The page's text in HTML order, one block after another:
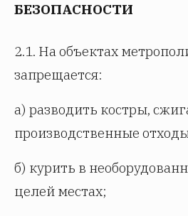
БЕЗОПАСНОСТИ
2.1. На объектах
запрещается:
а) разводить костры,
производственные
б) курить в
целей местах;